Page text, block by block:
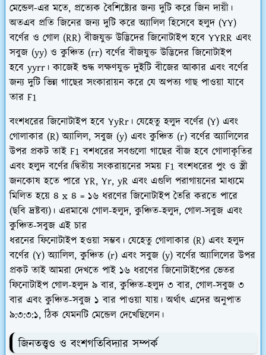
মেন্ডেল-এর মতে, প্রত্যেক বৈশিষ্ট্যের জন্য দুটি করে জিন দায়ী।
অতএব প্রতি জিনের জন্য দুটি করে অ্যালিল হিসেবে হলুদ (YY)
বর্ণের ও গোল (RR) বীজযুক্ত উদ্ভিদের জিনোটাইপ হবে YYRR এবং
সবুজ (yy) ও কুঞ্চিত (rr) বর্ণের বীজযুক্ত উদ্ভিদের জিনোটাইপ
হবে yyrr। কাজেই শুদ্ধ লক্ষণযুক্ত দুইটি বীজের আকার এবং বর্ণের
জন্য দুটি ভিন্ন গাছের সংকারায়ন করে যে অপত্য গাছ পাওয়া যাবে
তার F1
বংশধরের জিনোটাইপ হবে YyRr। যেহেতু হলুদ বর্ণের (Y) এবং
গোলাকার (R) অ্যালিল, সবুজ (y) এবং কুঞ্চিত (r) বর্ণের অ্যালিলের
উপর প্রকট তাই F1 বশধরের সবগুলো গাছের বীজ হবে গোলাকৃতির
এবং হলুদ বর্ণের।দ্বিতীয় সংকরায়নের সময় F1 বংশধরের পুং ও স্ত্রী
জনকোষ হতে পারে YR, Yr, yR এবং এগুলি পরাগায়নের মাধ্যমে
মিলিত হয়ে ৪ x ৪ = ১৬ ধরণের জিনোটাইপ তৈরি করতে পারে
(ছবি দ্রষ্টব্য)। এরমাঝে গোল-হলুদ, কুঞ্চিত-হলুদ, গোল-সবুজ এবং
কুঞ্চিত-সবুজ এই চার
ধরনের ফিনোটাইপ হওয়া সম্ভব। যেহেতু গোলাকার (R) এবং হলুদ
বর্ণের (Y) অ্যালিল, কুঞ্চিত (r) এবং সবুজ (y) বর্ণের অ্যালিলের উপর
প্রকট তাই আমরা দেখতে পাই ১৬ ধরণের জিনোটাইপের ভেতর
ফিনোটাইপ গোল-হলুদ ৯ বার, কুঞ্চিত-হলুদ ৩ বার, গোল-সবুজ ৩
বার এবং কুঞ্চিত-সবুজ ১ বার পাওয়া যায়। অর্থাৎ এদের অনুপাত
৯:৩:৩:১, ঠিক যেমনটি মেন্ডেল দেখেছিলেন।
জিনতত্ত্বও ও বংশগতিবিদ্যার সম্পর্ক